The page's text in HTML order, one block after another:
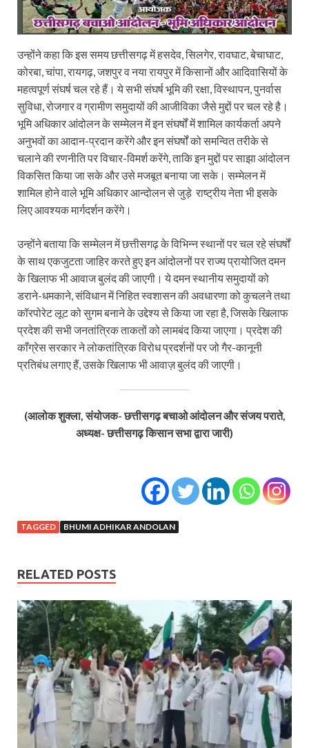
उन्होंने कहा कि इस समय छत्तीसगढ़ में हसदेव, सिलगेर, रावघाट, बेचाघाट,
कोरबा, चांपा, रायगढ़, जशपुर व नया रायपुर में किसानों और आदिवासियों के
महत्वपूर्ण संघर्ष चल रहे हैं। ये सभी संघर्ष भूमि की रक्षा, विस्थापन, पुनर्वास
सुविधा, रोजगार व ग्रामीण समुदायों की आजीविका जैसे मुद्दों पर चल रहे है।
भूमि अधिकार आंदोलन के सम्मेलन में इन संघर्षों में शामिल कार्यकर्ता अपने
अनुभवों का आदान-प्रदान करेंगे और इन संघर्षों को समन्वित तरीके से
चलाने की रणनीति पर विचार-विमर्श करेंगे, ताकि इन मुद्दों पर साझा आंदोलन
विकसित किया जा सके और उसे मजबूत बनाया जा सके। सम्मेलन में
शामिल होने वाले भूमि अधिकार आन्दोलन से जुड़े राष्ट्रीय नेता भी इसके
लिए आवश्यक मार्गदर्शन करेंगे।
उन्होंने बताया कि सम्मेलन में छत्तीसगढ़ के विभिन्न स्थानों पर चल रहे संघर्षों
के साथ एकजुटता जाहिर करते हुए इन आंदोलनों पर राज्य प्रायोजित दमन
के खिलाफ भी आवाज बुलंद की जाएगी। ये दमन स्थानीय समुदायों को
डराने-धमकाने, संविधान में निहित स्वशासन की अवधारणा को कुचलने तथा
कॉरपोरेट लूट को सुगम बनाने के उद्देश्य से किया जा रहा है, जिसके खिलाफ
प्रदेश की सभी जनतांत्रिक ताकतों को लामबंद किया जाएगा। प्रदेश की
काँग्रेस सरकार ने लोकतांत्रिक विरोध प्रदर्शनों पर जो गैर-कानूनी
प्रतिबंध लगाए हैं, उसके खिलाफ भी आवाज़ बुलंद की जाएगी।
(आलोक शुक्ला, संयोजक- छत्तीसगढ़ बचाओ आंदोलन और संजय पराते,
अध्यक्ष- छत्तीसगढ़ किसान सभा द्वारा जारी)
TAGGED BHUMI ADHIKAR ANDOLAN
RELATED POSTS